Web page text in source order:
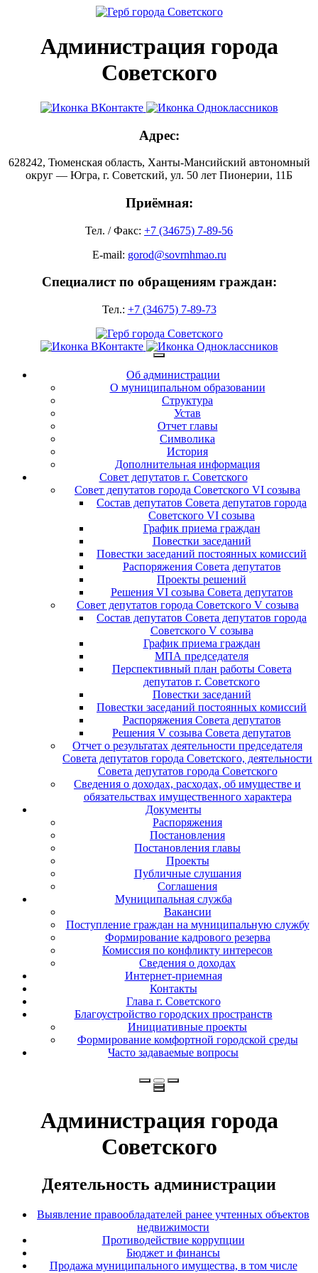
Администрация города
Советского
Адрес:
628242, Тюменская область, Ханты-Мансийский автономный
округ — Югра, г. Советский, ул. 50 лет Пионерии, 11Б
Приёмная:
Тел. / Факс: +7 (34675) 7-89-56
E-mail: gorod@sovrnhmao.ru
Специалист по обращениям граждан:
Тел.: +7 (34675) 7-89-73
Об администрации
О муниципальном образовании
Структура
Устав
Отчет главы
Символика
История
Дополнительная информация
Совет депутатов г. Советского
Совет депутатов города Советского VI созыва
Состав депутатов Совета депутатов города
Советского VI созыва
График приема граждан
Повестки заседаний
Повестки заседаний постоянных комиссий
Распоряжения Совета депутатов
Проекты решений
Решения VI созыва Совета депутатов
Совет депутатов города Советского V созыва
Состав депутатов Совета депутатов города
Советского V созыва
График приема граждан
МПА председателя
Перспективный план работы Совета
депутатов г. Советского
Повестки заседаний
Повестки заседаний постоянных комиссий
Распоряжения Совета депутатов
Решения V созыва Совета депутатов
Отчет о результатах деятельности председателя
Совета депутатов города Советского, деятельности
Совета депутатов города Советского
Сведения о доходах, расходах, об имуществе и
обязательствах имущественного характера
Документы
Распоряжения
Постановления
Постановления главы
Проекты
Публичные слушания
Соглашения
Муниципальная служба
Вакансии
Поступление граждан на муниципальную службу
Формирование кадрового резерва
Комиссия по конфликту интересов
Сведения о доходах
Интернет-приемная
Контакты
Глава г. Советского
Благоустройство городских пространств
Инициативные проекты
Формирование комфортной городской среды
Часто задаваемые вопросы
Администрация города
Советского
Деятельность администрации
Выявление правообладателей ранее учтенных объектов
недвижимости
Противодействие коррупции
Бюджет и финансы
Продажа муниципального имущества, в том числе